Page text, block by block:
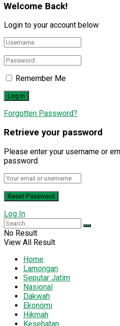
Welcome Back!
Login to your account below
Remember Me
Forgotten Password?
Retrieve your password
Please enter your username or
password.
Log In
No Result
View All Result
Home
Lamongan
Seputar Jatim
Nasional
Dakwah
Ekonomi
Hikmah
Kesehatan